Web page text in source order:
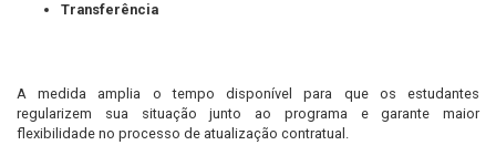
Transferência
A medida amplia o tempo disponível para que os estudantes
regularizem sua situação junto ao programa e garante maior
flexibilidade no processo de atualização contratual.